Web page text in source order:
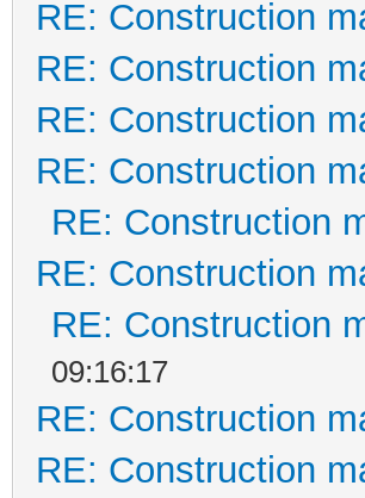
RE: Construction
RE: Construction
RE: Construction
RE: Construction
RE: Construction
RE: Construction
RE: Construction
09:16:17
RE: Construction
RE: Construction